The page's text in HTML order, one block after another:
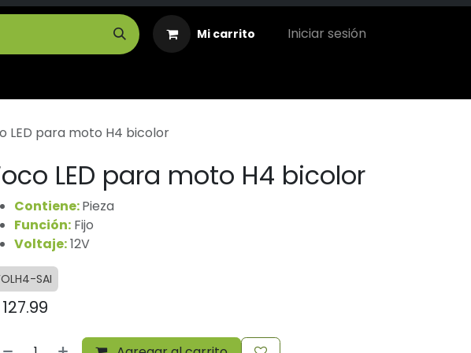
Mi carrito Iniciar sesión
LED para moto H4 bicolor
LED para moto H4 bicolor
Contiene:Pieza
Función: Fijo
Voltaje:12V
SAI
127.99